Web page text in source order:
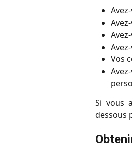
Vos
Si vous
dessous